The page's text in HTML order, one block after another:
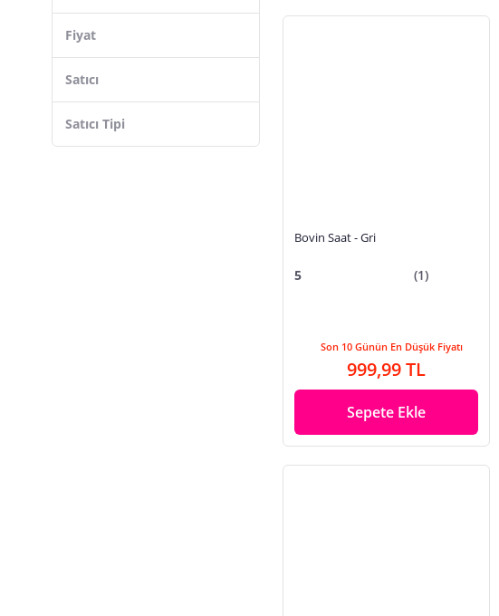
Fiyat
Satıcı
Satıcı Tipi
Bovin Saat - Gri
5 (1)
Son 10 Günün En Düşük Fiyatı
999,99 TL
Sepete Ekle